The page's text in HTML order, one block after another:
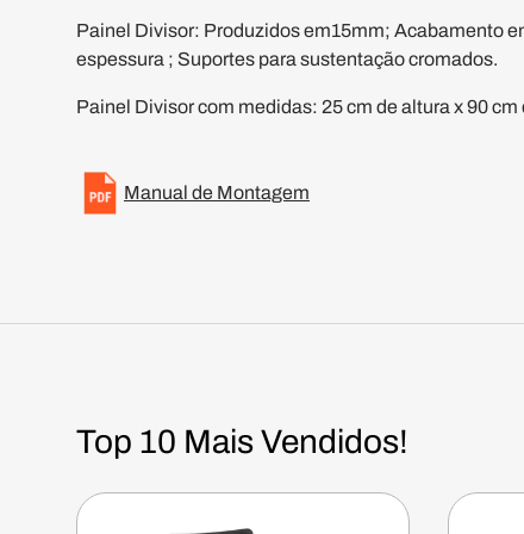
Painel Divisor: Produzidos em15mm; Acabamento
espessura ; Suportes para sustentação cromados.
Painel Divisor com medidas: 25 cm de altura x 90 cm
Manual de Montagem
Top 10 Mais Vendidos!